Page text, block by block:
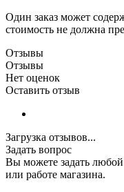
Один заказ может
стоимость не должна
Отзывы
Отзывы
Нет оценок
Оставить отзыв
Загрузка отзывов...
Задать вопрос
Вы можете задать
или работе магазина.